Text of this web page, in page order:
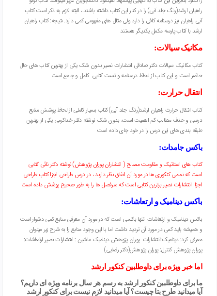
راهیان ارشد(رنگ جلد آبی) را در کنار این کتاب داشته باشند ، البته لازم به ذکر است کتاب
آبی راهیان نیز درسنامه کافی را دارد ولی مثال های مفهومی کمی دارد. نتیجه: کتاب راهیان
ارشد با کتاب پارسه مکمل یکدیگر هستند
مکانیک سیالات:
کتاب مکانیک سیالات دکتر صادقی انتشارات نصیر بدون شک یکی از بهترین کتاب های حال
حاضر است و این کتاب از لحاظ درسنامه و تست کتابی کامل و جامع است
انتقال حرارت:
کتاب انتقال حرارت راهیان ارشد(رنگ جلد آبی) کتاب بسیار کاملی از لحاظ پوشش منابع
درسی و حذف مطالب کم اهمیت است، بدون شک نوشته دکتر خداکرمی یکی از بهترین
طبقه بندی های این درس را در خود جای داده است
باکس جامدات:
کتاب های استاتیک و مقاومت مصالح ( انتشاران پوران پژوهش) نوشته دکتر نائی کتابی
است که تمامی کنکوری ها در مورد آن اتفاق نظر دارند ، در درس طراحی اجزا کتاب طراحی
اجزا انتشارات نصیر برترین کتابی است که سرفصل ها را به طور صحیح پوشش داده است
باکس دینامیک و ارتعاشات:
باکس دینامیک و ارتعاشات تنها باکسی است که در مورد آن معرفی منابع کمی دشوار است
و همیشه باید کمی در مورد آن تردید داشت اما با این وجود منابع را به شرح زیر میتوان
معرفی کرد:دینامیک:انتشارات پوران پژوهش دینامیک ماشین : انتشارات نصیر ارتعاشات:
پوران پژوهش کنترل: پوران پژوهش(دکتر رضایی)
اما خبر ویژه برای داوطلبین کنکور ارشد
ما برای داوطلبین کنکور ارشد به رسم هر سال برنامه ویژه ای داریم؟
آیا میدانید طرح بتا چیست؟ آیا میدانید لازم نیست برای کنکور ارشد